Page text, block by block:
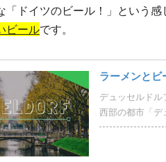
「ドイツのビール！」という
ビールです。
ラーメンとビ
デュッセルド
西部の都市「デ